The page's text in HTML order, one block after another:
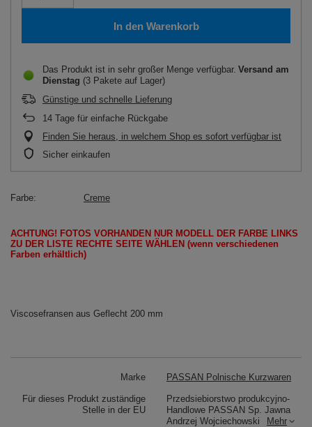
In den Warenkorb
Das Produkt ist in sehr großer Menge verfügbar Versand am
Dienstag (3 Pakete auf Lager)
Günstige und schnelle Lieferung
14 Tage für einfache Rückgabe
Finden Sie heraus, in welchem Shop es sofort verfügbar ist
Sicher einkaufen
Farbe Creme
ACHTUNG! FOTOS VORHANDEN NUR MODELL DER FARBE LINKS
ZU DER LISTE RECHTE SEITE WÄHLEN (wenn verschiedenen
Farben erhältlich)
Viscosefransen aus Geflecht 200 mm
Marke PASSAN Polnische Kurzwaren
Für dieses Produkt zuständige
Stelle in der EU
Przedsiebiorstwo produkcyjno-
Handlowe PASSAN Sp. Jawna
Andrzej Wojciechowski
Mehr